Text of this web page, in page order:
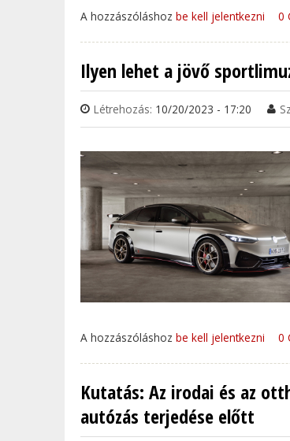
A hozzászóláshoz be kell jelentkezni 0
Ilyen lehet a jövő
Létrehozás: 10/20/2023 - 17:20
A hozzászóláshoz be kell jelentkezni 0
Kutatás: Az irodai és az
autózás terjedése előtt